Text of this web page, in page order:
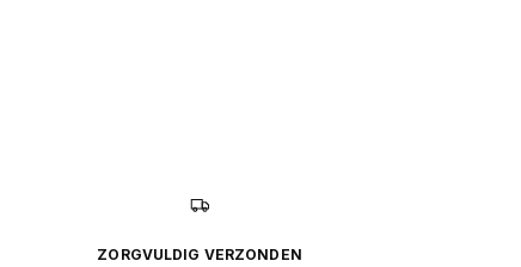
ZORGVULDIG VERZONDEN